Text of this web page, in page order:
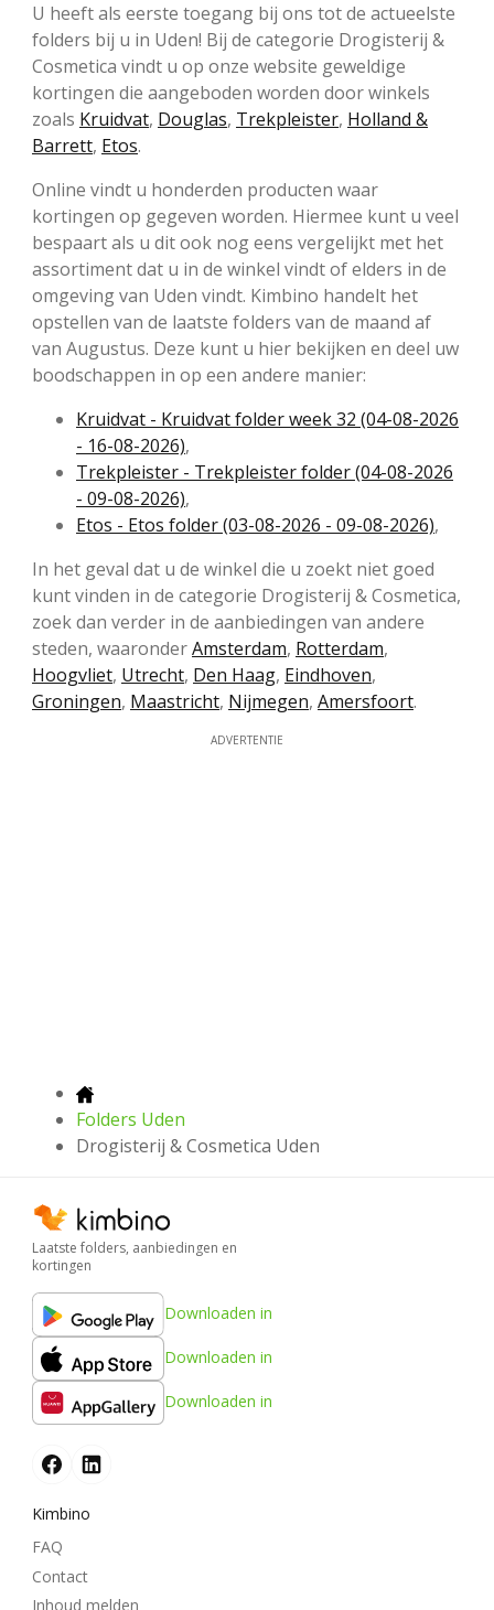
U heeft als eerste toegang bij ons tot de actueelste
folders bij u in Uden! Bij de categorie Drogisterij &
Cosmetica vindt u op onze website geweldige
kortingen die aangeboden worden door winkels
zoals Kruidvat, Douglas, Trekpleister, Holland &
Barrett, Etos.
Online vindt u honderden producten waar
kortingen op gegeven worden. Hiermee kunt u veel
bespaart als u dit ook nog eens vergelijkt met het
assortiment dat u in de winkel vindt of elders in de
omgeving van Uden vindt. Kimbino handelt het
opstellen van de laatste folders van de maand af
van Augustus. Deze kunt u hier bekijken en deel uw
boodschappen in op een andere manier:
Kruidvat - Kruidvat folder week 32 (04-08-2026
- 16-08-2026),
Trekpleister - Trekpleister folder (04-08-2026
- 09-08-2026),
Etos - Etos folder (03-08-2026 - 09-08-2026),
In het geval dat u de winkel die u zoekt niet goed
kunt vinden in de categorie Drogisterij & Cosmetica,
zoek dan verder in de aanbiedingen van andere
steden, waaronderAmsterdam, Rotterdam,
Hoogvliet, Utrecht, Den Haag, Eindhoven,
Groningen, Maastricht, Nijmegen, Amersfoort.
ADVERTENTIE
Folders Uden
Drogisterij & Cosmetica Uden
Laatste folders, aanbiedingen en
kortingen
Downloaden in
Downloaden in
Downloaden in
Kimbino
FAQ
Contact
Inhoud melden